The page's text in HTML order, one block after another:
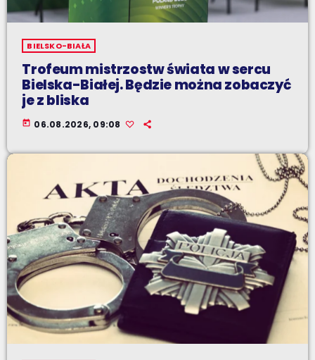
BIELSKO-BIAŁA
Trofeum mistrzostw świata w sercu
Bielska-Białej. Będzie można zobaczyć
je z bliska
today 06.08.2026, 09:08